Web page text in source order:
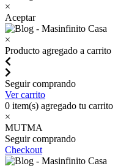
×
Aceptar
×
Producto agregado a carrito
Seguir comprando
Ver carrito
0 item(s) agregado tu carrito
×
MUTMA
Seguir comprando
Checkout